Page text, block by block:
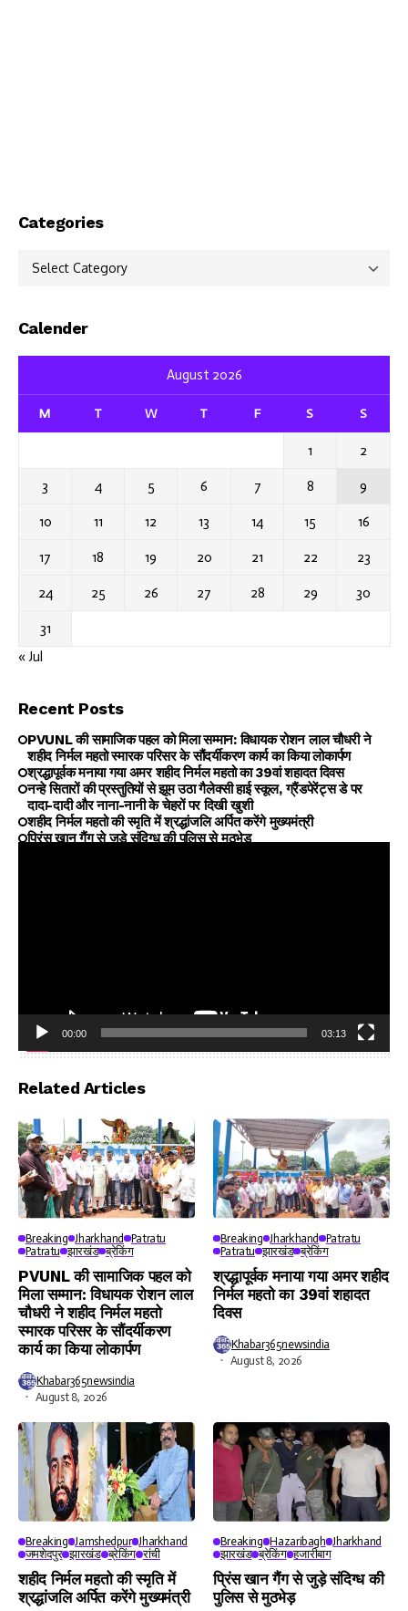
Categories
Categories
Calender
August 2026
M T W T F S S
1 2
3 4 5 6 7 8 9
10 11 12 13 14 15 16
17 18 19 20 21 22 23
24 25 26 27 28 29 30
31
« Jul
Recent Posts
PVUNL की सामाजिक पहल को मिला सम्मान: विधायक रोशन लाल चौधरी ने
शहीद निर्मल महतो स्मारक परिसर के सौंदर्यीकरण कार्य का किया लोकार्पण
श्रद्धापूर्वक मनाया गया अमर शहीद निर्मल महतो का 39वां शहादत दिवस
नन्हे सितारों की प्रस्तुतियों से झूम उठा गैलेक्सी हाई स्कूल, ग्रैंडपेरेंट्स डे पर
दादा-दादी और नाना-नानी के चेहरों पर दिखी खुशी
शहीद निर्मल महतो की स्मृति में श्रद्धांजलि अर्पित करेंगे मुख्यमंत्री
प्रिंस खान गैंग से जुड़े संदिग्ध की पुलिस से मुठभेड़
Player
00:00 03:13
Related Articles
Breaking Jharkhand Patratu
Patratu झारखंड ब्रेकिंग
PVUNL की सामाजिक पहल को
मिला सम्मान: विधायक रोशन लाल
चौधरी ने शहीद निर्मल महतो
स्मारक परिसर के सौंदर्यीकरण
कार्य का किया लोकार्पण
Khabar365newsindia
August 8, 2026
Breaking Jharkhand Patratu
Patratu झारखंड ब्रेकिंग
श्रद्धापूर्वक मनाया गया अमर शहीद
निर्मल महतो का 39वां शहादत
दिवस
Khabar365newsindia
August 8, 2026
Breaking Jamshedpur Jharkhand
जमशेदपुर झारखंड ब्रेकिंग रांची
शहीद निर्मल महतो की स्मृति में
श्रद्धांजलि अर्पित करेंगे मुख्यमंत्री
Breaking Hazaribagh Jharkhand
झारखंड ब्रेकिंग हजारीबाग
प्रिंस खान गैंग से जुड़े संदिग्ध की
पुलिस से मुठभेड़